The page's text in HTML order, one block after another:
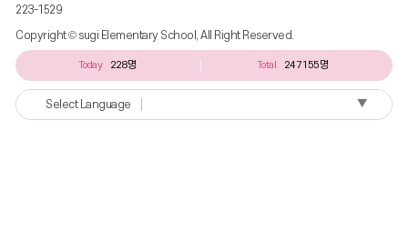
223-1529
Copyright © sugi Elementary School, All Right Reserved.
Today 228명 Total 247155명
Select Language ▼